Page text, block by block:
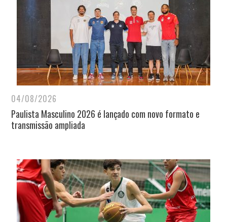
04/08/2026
Paulista Masculino 2026 é lançado com novo formato e
transmissão ampliada